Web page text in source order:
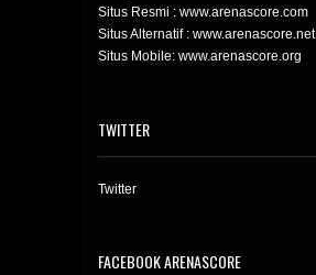
Situs Resmi : www.arenascore.com
Situs Alternatif : www.arenascore.net
Situs Mobile: www.arenascore.org
TWITTER
Twitter
FACEBOOK ARENASCORE